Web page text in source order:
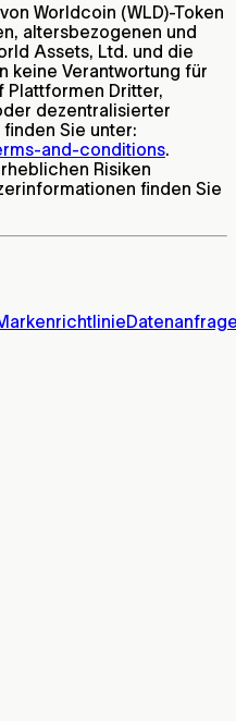
Worldcoin (WLD)-Token
altersbezogenen und
Assets, Ltd. und die
keine Verantwortung für
Plattformen Dritter,
dezentralisierter
Sie unter:
and-conditions.
Risiken
finden Sie